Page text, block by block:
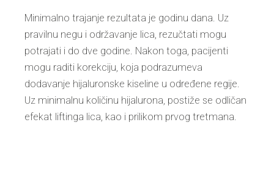
Minimalno trajanje rezultata je godinu dana. Uz
pravilnu negu i održavanje lica, rezučtati mogu
potrajati i do dve godine. Nakon toga, pacijenti
mogu raditi korekciju, koja podrazumeva
dodavanje hijaluronske kiseline u određene regije.
Uz minimalnu količinu hijalurona, postiže se odličan
efekat liftinga lica, kao i prilikom prvog tretmana.